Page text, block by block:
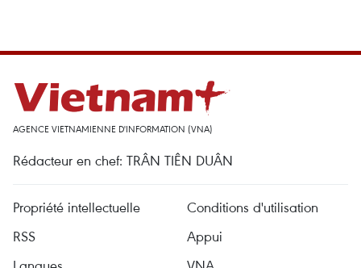
AGENCE VIETNAMIENNE D'INFORMATION (VNA)
Rédacteur en chef: TRÂN TIÊN DUÂN
Propriété intellectuelle
Conditions d'utilisation
RSS
Appui